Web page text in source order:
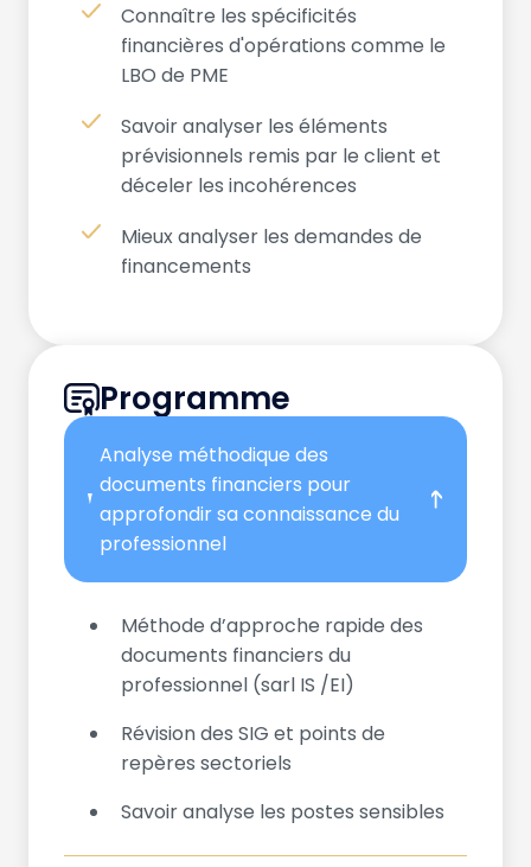
Connaître les spécificités
financières d'opérations comme le
LBO de PME
Savoir analyser les éléments
prévisionnels remis par le client et
déceler les incohérences
Mieux analyser les demandes de
financements
Programme
Analyse méthodique des
documents financiers pour
approfondir sa connaissance du
professionnel
Méthode d’approche rapide des
documents financiers du
professionnel (sarl IS /EI)
Révision des SIG et points de
repères sectoriels
Savoir analyse les postes sensibles